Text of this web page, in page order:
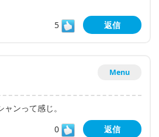
5
返信
Menu
ンって感じ。
0
返信